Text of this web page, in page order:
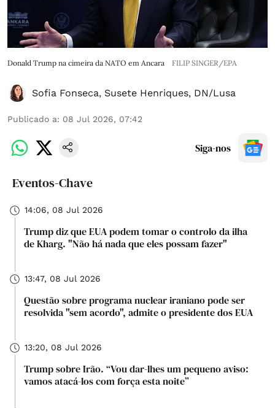
Donald Trump na cimeira da NATO em Ancara FILIP SINGER/EPA
Sofia Fonseca, Susete Henriques, DN/Lusa
Publicado a: 08 Jul 2026, 07:42
Siga-nos
Eventos-Chave
14:06, 08 Jul 2026
Trump diz que EUA podem tomar o controlo da ilha
de Kharg. "Não há nada que eles possam fazer"
13:47, 08 Jul 2026
Questão sobre programa nuclear iraniano pode ser
resolvida "sem acordo", admite o presidente dos EUA
13:20, 08 Jul 2026
Trump sobre Irão. “Vou dar-lhes um pequeno aviso:
vamos atacá-los com força esta noite”